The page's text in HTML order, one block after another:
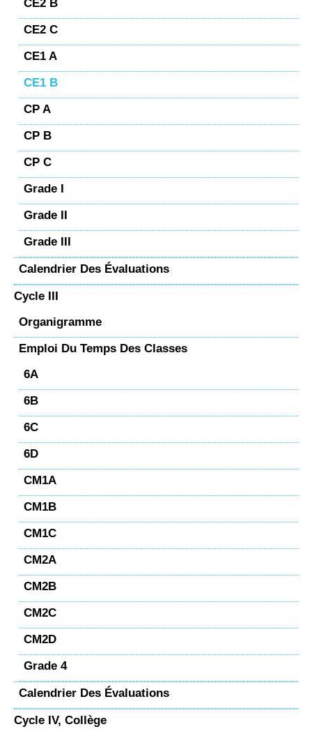
CE2 B
CE2 C
CE1 A
CE1 B
CP A
CP B
CP C
Grade I
Grade II
Grade III
Calendrier Des Évaluations
Cycle III
Organigramme
Emploi Du Temps Des Classes
6A
6B
6C
6D
CM1A
CM1B
CM1C
CM2A
CM2B
CM2C
CM2D
Grade 4
Calendrier Des Évaluations
Cycle IV, Collège